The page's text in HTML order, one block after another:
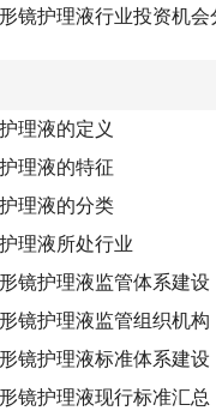
镜护理液行业投资机会
理液的定义
理液的特征
理液的分类
理液所处行业
镜护理液监管体系建设
镜护理液监管组织机构
镜护理液标准体系建设
镜护理液现行标准汇总